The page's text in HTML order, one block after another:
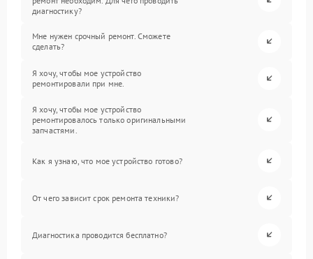
диагностику?
Мне нужен срочный ремонт. Сможете
сделать?
Я хочу, чтобы мое устройство
ремонтировали при мне.
Я хочу, чтобы мое устройство
ремонтировалось только оригинальными
запчастями.
Как я узнаю, что мое устройство готово?
От чего зависит срок ремонта техники?
Диагностика проводится бесплатно?